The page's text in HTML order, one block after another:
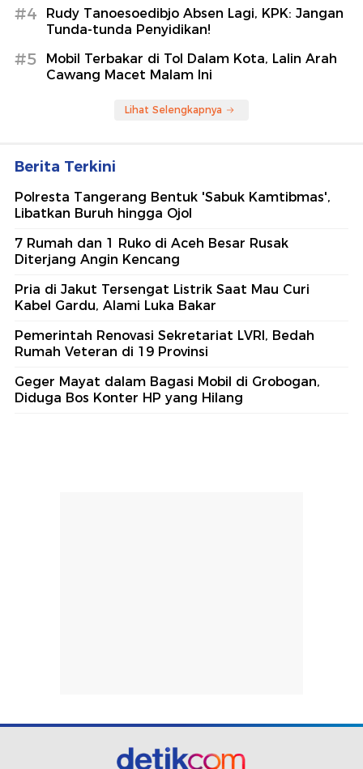
#4
Rudy Tanoesoedibjo Absen Lagi, KPK: Jangan
Tunda-tunda Penyidikan!
#5
Mobil Terbakar di Tol Dalam Kota, Lalin Arah
Cawang Macet Malam Ini
Lihat Selengkapnya
Berita Terkini
Polresta Tangerang Bentuk 'Sabuk Kamtibmas',
Libatkan Buruh hingga Ojol
7 Rumah dan 1 Ruko di Aceh Besar Rusak
Diterjang Angin Kencang
Pria di Jakut Tersengat Listrik Saat Mau Curi
Kabel Gardu, Alami Luka Bakar
Pemerintah Renovasi Sekretariat LVRI, Bedah
Rumah Veteran di 19 Provinsi
Geger Mayat dalam Bagasi Mobil di Grobogan,
Diduga Bos Konter HP yang Hilang